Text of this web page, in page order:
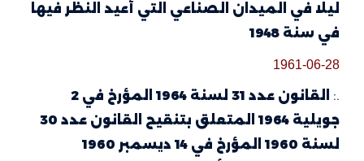
ليلا في الميدان الصناعي التي أعيد النظر فيها
في سنة 1948
1961-06-28
القانون عدد 31 لسنة 1964 المؤرخ في 2
جويلية 1964 المتعلق بتنقيح القانون عدد 30
لسنة 1960 المؤرخ في 14 ديسمبر 1960